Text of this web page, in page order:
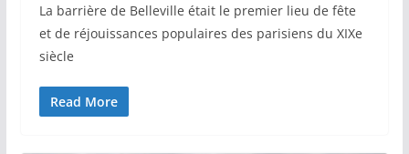
La barrière de Belleville était le premier lieu de fête
et de réjouissances populaires des parisiens du XIXe
siècle
Read More